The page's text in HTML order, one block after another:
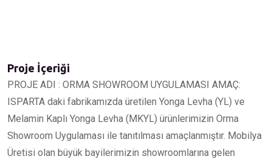
Proje İçeriği
PROJE ADI : ORMA SHOWROOM UYGULAMASI AMAÇ:
ISPARTA daki fabrikamızda üretilen Yonga Levha (YL) ve
Melamin Kaplı Yonga Levha (MKYL) ürünlerimizin Orma
Showroom Uygulaması ile tanıtılması amaçlanmıştır. Mobilya
Üretisi olan büyük bayilerimizin showroomlarına gelen